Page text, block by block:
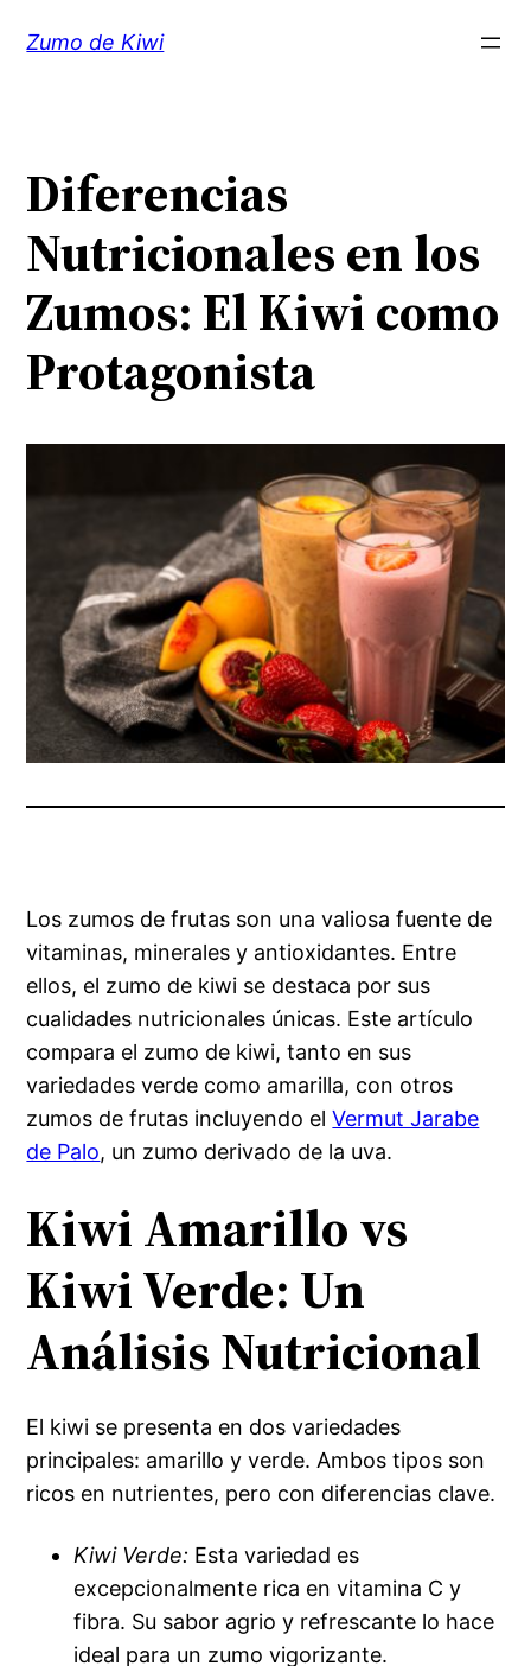
Zumo de Kiwi
Diferencias
Nutricionales en los
Zumos: El Kiwi como
Protagonista
Los zumos de frutas son una valiosa fuente de
vitaminas, minerales y antioxidantes. Entre
ellos, el zumo de kiwi se destaca por sus
cualidades nutricionales únicas. Este artículo
compara el zumo de kiwi, tanto en sus
variedades verde como amarilla, con otros
zumos de frutas incluyendo elVermut Jarabe
de Palo, un zumo derivado de la uva.
Kiwi Amarillo vs
Kiwi Verde: Un
Análisis Nutricional
El kiwi se presenta en dos variedades
principales: amarillo y verde. Ambos tipos son
ricos en nutrientes, pero con diferencias clave.
Kiwi Verde: Esta variedad es
excepcionalmente rica en vitamina C y
fibra. Su sabor agrio y refrescante lo hace
ideal para un zumo vigorizante.